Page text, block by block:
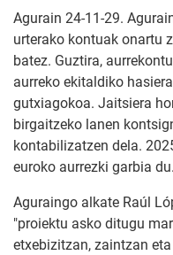
Agurain 24-11-29.
urterako kontuak onartu
batez. Guztira,
aurreko ekitaldiko
gutxiagokoa. Jaitsiera
birgaitzeko lanen
kontabilizatzen dela.
euroko aurrezki garbia du.
Aguraingo alkate Raúl
"proiektu asko ditugu
etxebizitzan, zaintzan